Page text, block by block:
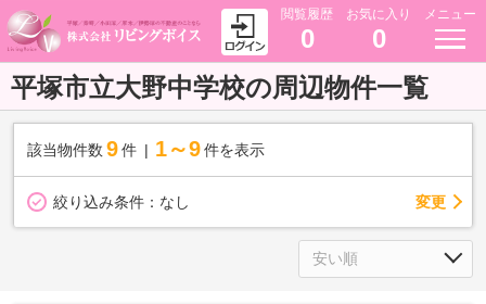
閲覧履歴
0
お気に入り
0
メニュー
平塚市立大野中学校の周辺物件一覧
該当物件数 9件 1～9 件を表示
絞り込み条件： なし 変更